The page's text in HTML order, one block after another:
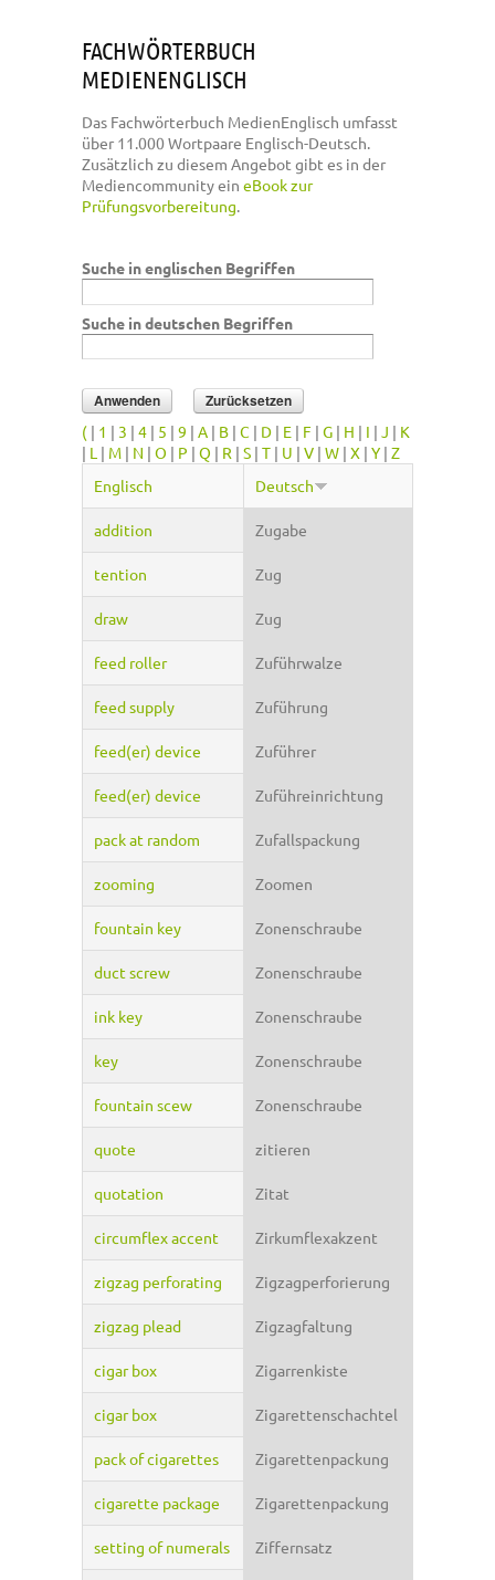
FACHWÖRTERBUCH
MEDIENENGLISCH
Das Fachwörterbuch MedienEnglisch umfasst
über 11.000 Wortpaare Englisch-Deutsch.
Zusätzlich zu diesem Angebot gibt es in der
Mediencommunity ein eBook zur
Prüfungsvorbereitung.
Suche in englischen Begriffen
Suche in deutschen Begriffen
( | 1 | 3 | 4 | 5 | 9 | A | B | C | D | E | F | G | H | I | J | K
| L | M | N | O | P | Q | R | S | T | U | V | W | X | Y | Z
Englisch
Deutsch
addition Zugabe
tention Zug
draw Zug
feed roller Zuführwalze
feed supply Zuführung
feed(er) device Zuführer
feed(er) device Zuführeinrichtung
pack at random Zufallspackung
zooming Zoomen
fountain key Zonenschraube
duct screw Zonenschraube
ink key Zonenschraube
key Zonenschraube
fountain scew Zonenschraube
quote zitieren
quotation Zitat
circumflex accent Zirkumflexakzent
zigzag perforating Zigzagperforierung
zigzag plead Zigzagfaltung
cigar box Zigarrenkiste
cigar box Zigarettenschachtel
pack of cigarettes Zigarettenpackung
cigarette package Zigarettenpackung
setting of numerals Ziffernsatz